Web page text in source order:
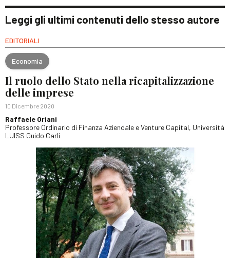
Leggi gli ultimi contenuti dello stesso autore
EDITORIALI
Economia
Il ruolo dello Stato nella ricapitalizzazione
delle imprese
10 Dicembre 2020
Raffaele Oriani
Professore Ordinario di Finanza Aziendale e Venture Capital, Università
LUISS Guido Carli